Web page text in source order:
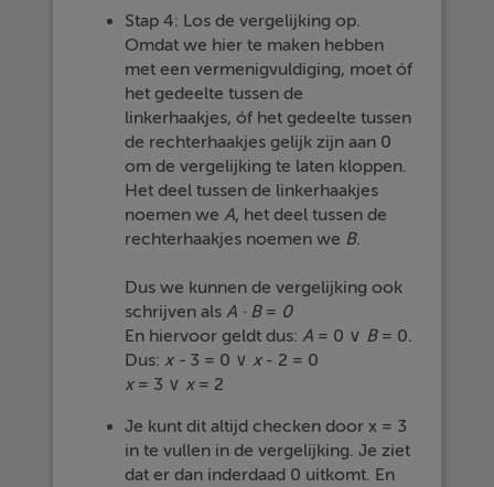
Stap 4: Los de vergelijking op.
Omdat we hier te maken hebben
met een vermenigvuldiging, moet óf
het gedeelte tussen de
linkerhaakjes, óf het gedeelte tussen
de rechterhaakjes gelijk zijn aan 0
om de vergelijking te laten kloppen.
Het deel tussen de linkerhaakjes
noemen weA, het deel tussen de
rechterhaakjes noemen we B.
Dus we kunnen de vergelijking ook
schrijven alsA · B= 0
En hiervoor geldt dus:A = 0 ∨ B = 0.
Dus: x - 3 = 0 ∨ x - 2 = 0
x = 3 ∨ x = 2
Je kunt dit altijd checken door x = 3
in te vullen in de vergelijking. Je ziet
dat er dan inderdaad 0 uitkomt. En